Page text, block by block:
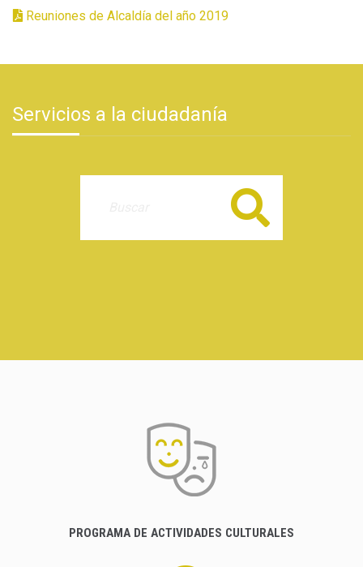
Reuniones de Alcaldía del año 2019
Servicios a la ciudadanía
Buscar
PROGRAMA DE ACTIVIDADES CULTURALES